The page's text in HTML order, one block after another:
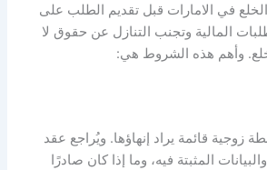
في الامارات قبل تقديم الطلب على
المالية وتجنب التنازل عن حقوق لا
وأهم هذه الشروط هي:
زوجية قائمة يراد إنهاؤها. ويُراجع عقد
المثبتة فيه، وما إذا كان صادرًا